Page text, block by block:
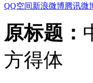
QQ空间新浪微博腾讯微
原标题：
方得体